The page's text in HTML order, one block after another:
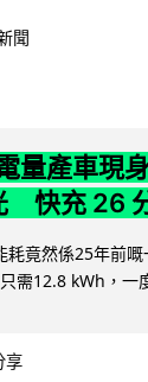
聞
量產車
快充 26
耗竟然係25年前
需12.8 kWh，一
享